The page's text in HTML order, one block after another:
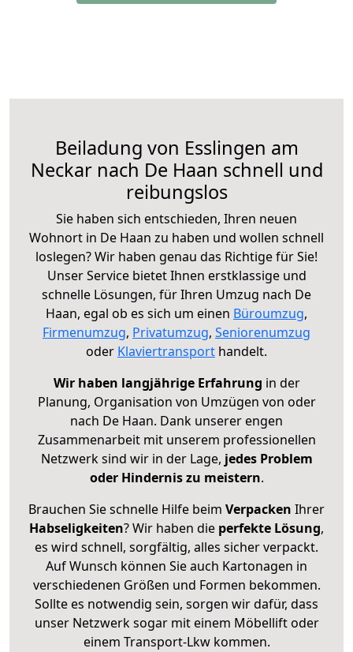
Beiladung von Esslingen am
Neckar nach De Haan schnell und
reibungslos
Sie haben sich entschieden, Ihren neuen
Wohnort in De Haan zu haben und wollen schnell
loslegen? Wir haben genau das Richtige für Sie!
Unser Service bietet Ihnen erstklassige und
schnelle Lösungen, für Ihren Umzug nach De
Haan, egal ob es sich um einen Büroumzug,
Firmenumzug, Privatumzug, Seniorenumzug
oder Klaviertransport handelt.
Wir haben langjährige Erfahrung in der
Planung, Organisation von Umzügen von oder
nach De Haan. Dank unserer engen
Zusammenarbeit mit unserem professionellen
Netzwerk sind wir in der Lage, jedes Problem
oder Hindernis zu meistern.
Brauchen Sie schnelle Hilfe beim Verpacken Ihrer
Habseligkeiten? Wir haben die perfekte Lösung,
es wird schnell, sorgfältig, alles sicher verpackt.
Auf Wunsch können Sie auch Kartonagen in
verschiedenen Größen und Formen bekommen.
Sollte es notwendig sein, sorgen wir dafür, dass
unser Netzwerk sogar mit einem Möbellift oder
einem Transport-Lkw kommen.